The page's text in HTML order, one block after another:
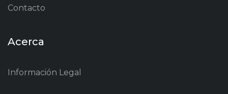
Contacto
Acerca
Información Legal